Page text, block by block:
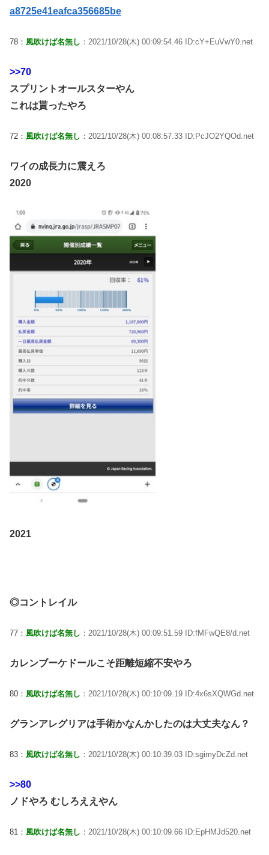
a8725e41eafca356685be
78： 風吹けば名無し ：2021/10/28(木) 00:09:54.46 ID:cY+EuVwY0.net
>>70
スプリントオールスターやん
これは貰ったやろ
72： 風吹けば名無し ：2021/10/28(木) 00:08:57.33 ID:PcJO2YQOd.net
ワイの成長力に震えろ
2020
2021
◎コントレイル
77： 風吹けば名無し ：2021/10/28(木) 00:09:51.59 ID:fMFwQE8/d.net
カレンブーケドールこそ距離短縮不安やろ
80： 風吹けば名無し ：2021/10/28(木) 00:10:09.19 ID:4x6sXQWGd.net
グランアレグリアは手術かなんかしたのは大丈夫なん？
83： 風吹けば名無し ：2021/10/28(木) 00:10:39.03 ID:sgimyDcZd.net
>>80
ノドやろ むしろええやん
81： 風吹けば名無し ：2021/10/28(木) 00:10:09.66 ID:EpHMJd520.net